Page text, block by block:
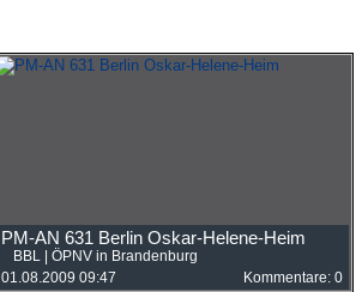
PM-AN 631 Berlin Oskar-Helene-Heim
BBL| ÖPNV in Brandenburg
01.08.2009 09:47
Kommentare: 0